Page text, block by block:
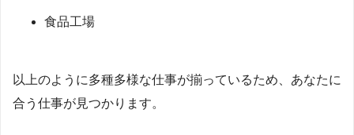
食品工場
以上のように多種多様な仕事が揃っているため、あなたに
合う仕事が見つかります。